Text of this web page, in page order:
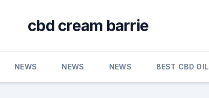
cbd cream barrie
NEWS NEWS NEWS BEST CBD OIL